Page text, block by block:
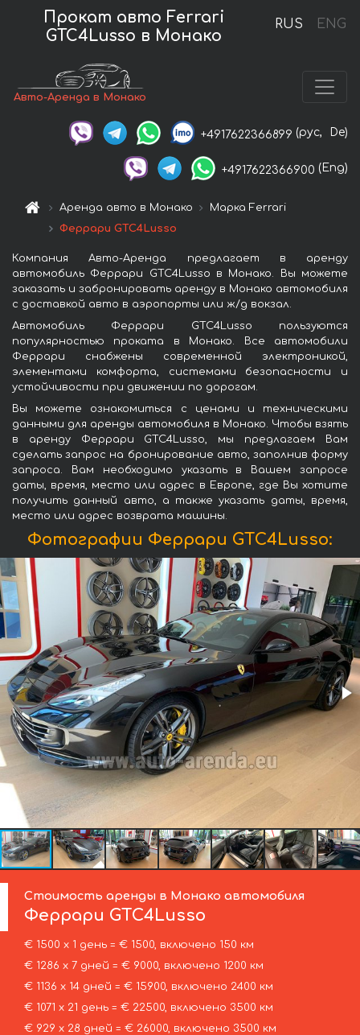
RUS ENG
Прокат авто Ferrari
GTC4Lusso в Монако
Авто-Аренда в Монако
+4917622366899 (рус, De)
+4917622366900 (Eng)
Аренда авто в Монако
Марка Ferrari
Феррари GTC4Lusso
Компания Авто-Аренда предлагает в аренду
автомобиль Феррари GTC4Lusso в Монако. Вы можете
заказать и забронировать аренду в Монако автомобиля
с доставкой авто в аэропорты или ж/д вокзал.
Автомобиль Феррари GTC4Lusso пользуются
популярностью проката в Монако. Все автомобили
Феррари снабжены современной электроникой,
элементами комфорта, системами безопасности и
устойчивости при движении по дорогам.
Вы можете ознакомиться с ценами и техническими
данными для аренды автомобиля в Монако. Чтобы взять
в аренду Феррари GTC4Lusso, мы предлагаем Вам
сделать запрос на бронирование авто, заполнив форму
запроса. Вам необходимо указать в Вашем запросе
даты, время, место или адрес в Европе, где Вы хотите
получить данный авто, а также указать даты, время,
место или адрес возврата машины.
Фотографии Феррари GTC4Lusso:
Стоимость аренды в Монако автомобиля
Феррари GTC4Lusso
€ 1500 х 1 день = € 1500, включено 150 км
€ 1286 х 7 дней = € 9000, включено 1200 км
€ 1136 х 14 дней = € 15900, включено 2400 км
€ 1071 х 21 день = € 22500, включено 3500 км
€ 929 х 28 дней = € 26000, включено 3500 км